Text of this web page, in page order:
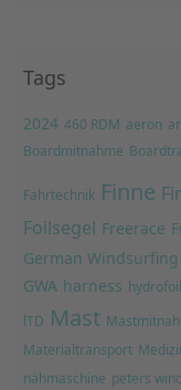
Tags
2024 460 RDM aeron
Boardmitnahme
Fahrtechnik Finne
Foilsegel Freerace
German
GWA harness hydrofoil
lTD Mast
Materialtransport
nähmaschine peters